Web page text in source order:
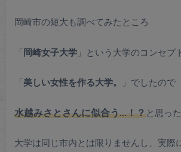
岡崎市の短大も調べてみたところ
「岡崎女子大学」という大学のコンセプ
「美しい女性を作る大学。 」でしたので
水越みさとさんに似合う…！？と思っ
大学は同じ市内とは限りませんし、実際